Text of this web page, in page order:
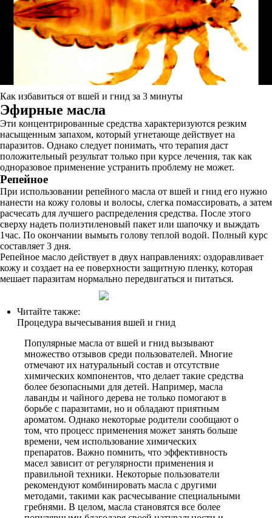
Как избавиться от вшей и гнид за 3 минуты
Эфирные масла
Эти концентрированные средства характеризуются резким
насыщенным запахом, который угнетающе действует на
паразитов. Однако следует понимать, что терапия даст
положительный результат только при курсе лечения, так как
одноразовое применение устранить проблему не может.
Репейное
При использовании репейного масла от вшей и гнид его нужно
нанести на кожу головы и волосы, слегка помассировать, а затем
расчесать для лучшего распределения средства. После этого
сверху надеть полиэтиленовый пакет или шапочку и выждать
1час. По окончании вымыть голову теплой водой. Полный курс
составляет 3 дня.
Репейное масло действует в двух направлениях: оздоравливает
кожу и создает на ее поверхности защитную пленку, которая
мешает паразитам нормально передвигаться и питаться.
Читайте также:
Процедура вычесывания вшей и гнид
Популярные масла от вшей и гнид вызывают
множество отзывов среди пользователей. Многие
отмечают их натуральный состав и отсутствие
химических компонентов, что делает такие средства
более безопасными для детей. Например, масла
лаванды и чайного дерева не только помогают в
борьбе с паразитами, но и обладают приятным
ароматом. Однако некоторые родители сообщают о
том, что процесс применения может занять больше
времени, чем использование химических
препаратов. Важно помнить, что эффективность
масел зависит от регулярности применения и
правильной техники. Некоторые пользователи
рекомендуют комбинировать масла с другими
методами, такими как расчесывание специальными
гребнями. В целом, масла становятся все более